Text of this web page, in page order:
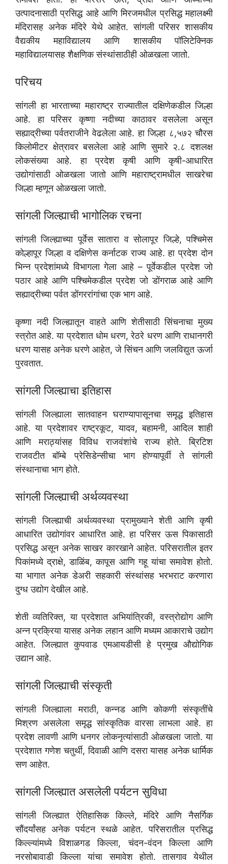
उत्पादनासाठी प्रसिद्ध आहे आणि मिरजमधील प्रसिद्ध महालक्ष्मी
मंदिरासह अनेक मंदिरे येथे आहेत. सांगली परिसर शासकीय
वैद्यकीय महाविद्यालय आणि शासकीय पॉलिटेक्निक
महाविद्यालयासह शैक्षणिक संस्थांसाठीही ओळखला जातो.
परिचय
सांगली हा भारताच्या महाराष्ट्र राज्यातील दक्षिणेकडील जिल्हा
आहे. हा परिसर कृष्णा नदीच्या काठावर वसलेला असून
सह्याद्रीच्या पर्वतराजीने वेढलेला आहे. हा जिल्हा ८,५७२ चौरस
किलोमीटर क्षेत्रावर बसलेला आहे आणि सुमारे २.८ दशलक्ष
लोकसंख्या आहे. हा प्रदेश कृषी आणि कृषी-आधारित
उद्योगांसाठी ओळखला जातो आणि महाराष्ट्रामधील साखरेचा
जिल्हा म्हणून ओळखला जातो.
सांगली जिल्ह्याची भागोलिक रचना
सांगली जिल्ह्याच्या पूर्वेस सातारा व सोलापूर जिल्हे, पश्चिमेस
कोल्हापूर जिल्हा व दक्षिणेस कर्नाटक राज्य आहे. हा प्रदेश दोन
भिन्न प्रदेशांमध्ये विभागला गेला आहे – पूर्वेकडील प्रदेश जो
पठार आहे आणि पश्चिमेकडील प्रदेश जो डोंगराळ आहे आणि
सह्याद्रीच्या पर्वत डोंगररांगांचा एक भाग आहे.
कृष्णा नदी जिल्ह्यातून वाहते आणि शेतीसाठी सिंचनाचा मुख्य
स्त्रोत आहे. या प्रदेशात धोम धरण, रेठरे धरण आणि राधानगरी
धरण यासह अनेक धरणे आहेत, जे सिंचन आणि जलविद्युत ऊर्जा
पुरवतात.
सांगली जिल्ह्याचा इतिहास
सांगली जिल्ह्याला सातवाहन घराण्यापासूनचा समृद्ध इतिहास
आहे. या प्रदेशावर राष्ट्रकूट, यादव, बहामनी, आदिल शाही
आणि मराठ्यांसह विविध राजवंशांचे राज्य होते. ब्रिटिश
राजवटीत बॉम्बे प्रेसिडेन्सीचा भाग होण्यापूर्वी ते सांगली
संस्थानाचा भाग होते.
सांगली जिल्ह्याची अर्थव्यवस्था
सांगली जिल्ह्याची अर्थव्यवस्था प्रामुख्याने शेती आणि कृषी
आधारित उद्योगांवर आधारित आहे. हा परिसर ऊस पिकासाठी
प्रसिद्ध असून अनेक साखर कारखाने आहेत. परिसरातील इतर
पिकांमध्ये द्राक्षे, डाळिंब, कापूस आणि गहू यांचा समावेश होतो.
या भागात अनेक डेअरी सहकारी संस्थांसह भरभराट करणारा
दुग्ध उद्योग देखील आहे.
शेती व्यतिरिक्त, या प्रदेशात अभियांत्रिकी, वस्त्रोद्योग आणि
अन्न प्रक्रिया यासह अनेक लहान आणि मध्यम आकाराचे उद्योग
आहेत. जिल्ह्यात कुपवाड एमआयडीसी हे प्रमुख औद्योगिक
उद्यान आहे.
सांगली जिल्ह्याची संस्कृती
सांगली जिल्ह्याला मराठी, कन्नड आणि कोकणी संस्कृतींचे
मिश्रण असलेला समृद्ध सांस्कृतिक वारसा लाभला आहे. हा
प्रदेश लावणी आणि धनगर लोकनृत्यांसाठी ओळखला जातो. या
प्रदेशात गणेश चतुर्थी, दिवाळी आणि दसरा यासह अनेक धार्मिक
सण आहेत.
सांगली जिल्ह्यात असलेली पर्यटन सुविधा
सांगली जिल्ह्यात ऐतिहासिक किल्ले, मंदिरे आणि नैसर्गिक
सौंदर्यांसह अनेक पर्यटन स्थळे आहेत. परिसरातील प्रसिद्ध
किल्ल्यांमध्ये विशाळगड किल्ला, चंदन-वंदन किल्ला आणि
नरसोबावाडी किल्ला यांचा समावेश होतो. तासगाव येथील